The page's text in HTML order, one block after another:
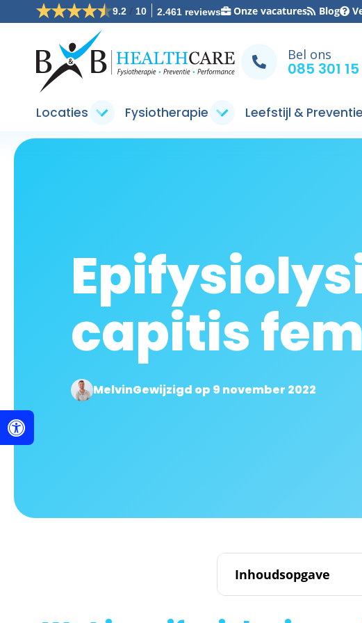
9.2 / 10 2.461 reviews Onze vacatures Blog
Bel ons
085 301
Locaties Fysiotherapie Leefstijl & Preventie
capitis
MelvinGewijzigd op 9 november 2022
Inhoudsopgave